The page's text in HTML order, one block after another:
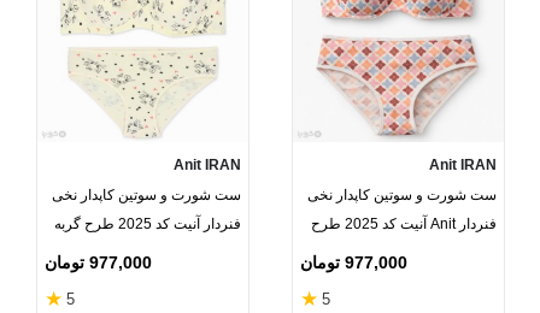
Anit IRAN
ست شورت و سوتین کاپدار نخی
فنردار Anit آنیت کد 2025 طرح
977,000 تومان
5
★
Anit IRAN
ست شورت و سوتین کاپدار نخی
فنردار آنیت کد 2025 طرح گربه
977,000 تومان
5
★